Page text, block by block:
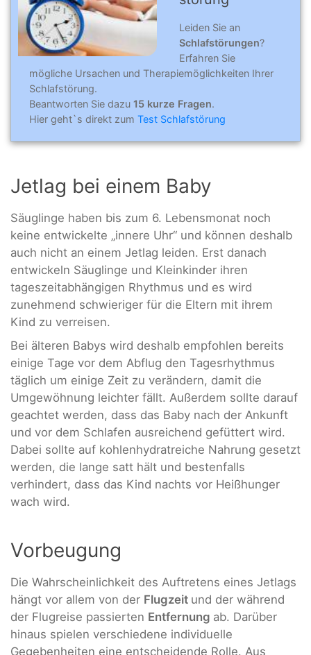
Leiden Sie an
Schlafstörungen?
Erfahren Sie
mögliche Ursachen und Therapiemöglichkeiten Ihrer
Schlafstörung.
Beantworten Sie dazu 15 kurze Fragen.
Hier geht`s direkt zum Test Schlafstörung
Jetlag bei einem Baby
Säuglinge haben bis zum 6. Lebensmonat noch
keine entwickelte „innere Uhr“ und können deshalb
auch nicht an einem Jetlag leiden. Erst danach
entwickeln Säuglinge und Kleinkinder ihren
tageszeitabhängigen Rhythmus und es wird
zunehmend schwieriger für die Eltern mit ihrem
Kind zu verreisen.
Bei älteren Babys wird deshalb empfohlen bereits
einige Tage vor dem Abflug den Tagesrhythmus
täglich um einige Zeit zu verändern, damit die
Umgewöhnung leichter fällt. Außerdem sollte darauf
geachtet werden, dass das Baby nach der Ankunft
und vor dem Schlafen ausreichend gefüttert wird.
Dabei sollte auf kohlenhydratreiche Nahrung gesetzt
werden, die lange satt hält und bestenfalls
verhindert, dass das Kind nachts vor Heißhunger
wach wird.
Vorbeugung
Die Wahrscheinlichkeit des Auftretens eines Jetlags
hängt vor allem von der Flugzeit und der während
der Flugreise passierten Entfernung ab. Darüber
hinaus spielen verschiedene individuelle
Gegebenheiten eine entscheidende Rolle. Aus